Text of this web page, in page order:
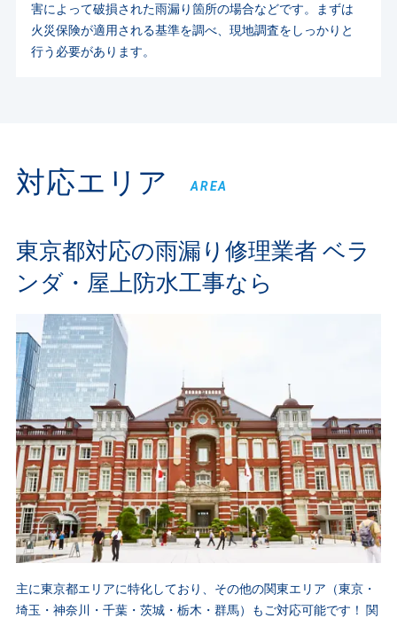
害によって破損された雨漏り箇所の場合などです。まずは
火災保険が適用される基準を調べ、現地調査をしっかりと
行う必要があります。
対応エリア AREA
東京都対応の雨漏り修理業者 ベラ
ンダ・屋上防水工事なら
主に東京都エリアに特化しており、その他の関東エリア（東京・
埼玉・神奈川・千葉・茨城・栃木・群馬）もご対応可能です！
関